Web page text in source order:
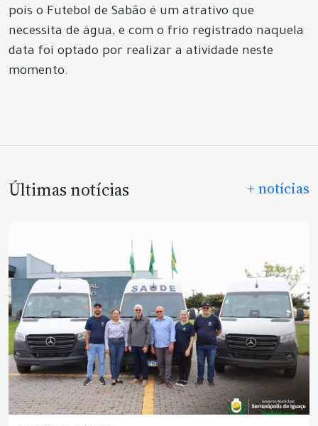
pois o Futebol de Sabão é um atrativo que
necessita de água, e com o frio registrado naquela
data foi optado por realizar a atividade neste
momento.
Últimas notícias + notícias